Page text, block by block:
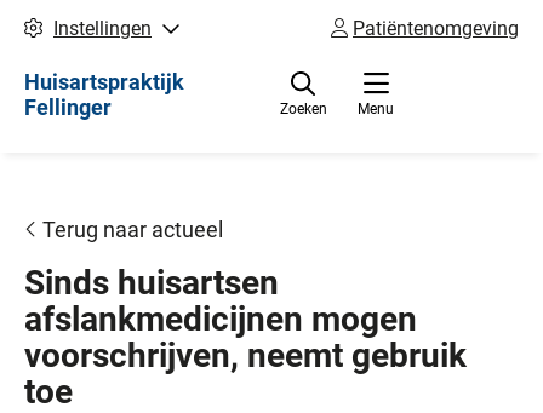
Instellingen Patiëntenomgeving
Huisartspraktijk
Fellinger
Menu
Zoeken
Sinds huisartsen
afslankmedicijnen mogen
voorschrijven, neemt gebruik
toe
Terug naar actueel